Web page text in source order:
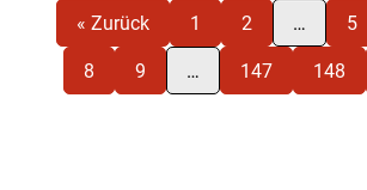
« Zurück 1 2 … 5
8 9 … 147 148